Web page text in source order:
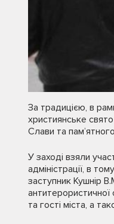
За традицією, в
християнське
Слави та
У заході взяли
адміністрації, в
заступник Кушнір
антитерористичної
та гості міста, а